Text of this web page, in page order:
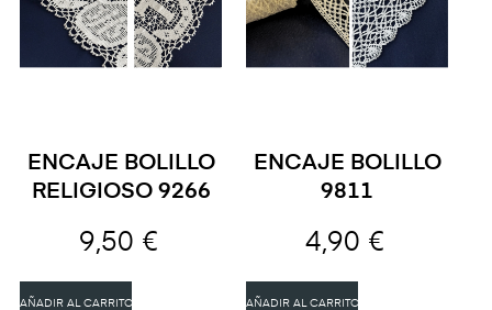
ENCAJE BOLILLO
RELIGIOSO 9266
9,50 €
AÑADIR AL CARRITO
ENCAJE BOLILLO
9811
4,90 €
AÑADIR AL CARRITO